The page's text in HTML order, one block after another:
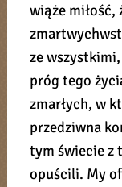
wiąże miłość,
ze
próg tego
zmarłych, w
przedziwna
tym świecie z
opuścili. My